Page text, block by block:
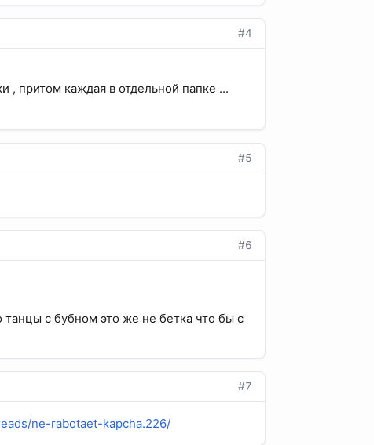
#4
, притом каждая в отдельной папке ...
#5
#6
танцы с бубном это же не бетка что бы с
#7
ne-rabotaet-kapcha.226/